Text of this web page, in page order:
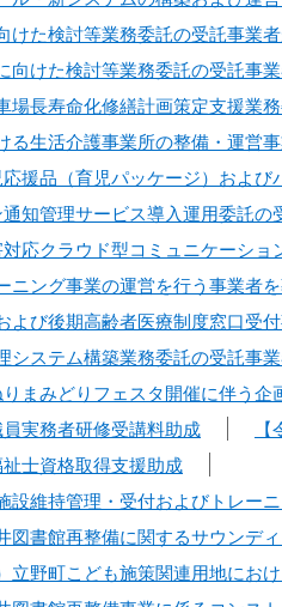
けた検討等業務委託の受託事業
向けた検討等業務委託の受託事
場長寿命化修繕計画策定支援業
る生活介護事業所の整備・運営
援品（育児パッケージ）およ
知管理サービス導入運用委託の
応クラウド型コミュニケーシ
ニング事業の運営を行う事業者
よび後期高齢者医療制度窓口受
システム構築業務委託の受託事
まみどりフェスタ開催に伴う企
員実務者研修受講料助成
祉士資格取得支援助成
設維持管理・受付およびトレー
図書館再整備に関するサウンデ
立野町こども施策関連用地にお